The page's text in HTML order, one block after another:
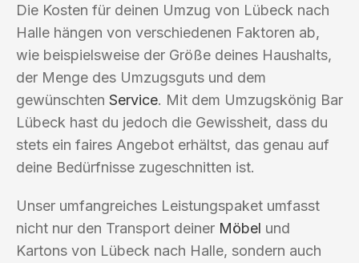
Die Kosten für deinen Umzug von Lübeck nach
Halle hängen von verschiedenen Faktoren ab,
wie beispielsweise der Größe deines Haushalts,
der Menge des Umzugsguts und dem
gewünschten Service. Mit dem Umzugskönig Bar
Lübeck hast du jedoch die Gewissheit, dass du
stets ein faires Angebot erhältst, das genau auf
deine Bedürfnisse zugeschnitten ist.
Unser umfangreiches Leistungspaket umfasst
nicht nur den Transport deiner Möbel und
Kartons von Lübeck nach Halle, sondern auch